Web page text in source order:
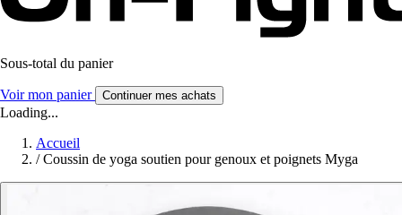
Sous-total du panier
Voir mon panier Continuer mes achats
Loading...
Accueil
/ Coussin de yoga soutien pour genoux et poignets Myga